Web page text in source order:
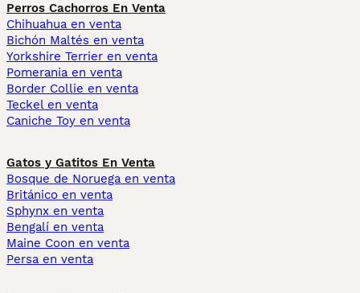
Perros Cachorros En Venta
Chihuahua en venta
Bichón Maltés en venta
Yorkshire Terrier en venta
Pomerania en venta
Border Collie en venta
Teckel en venta
Caniche Toy en venta
Gatos y Gatitos En Venta
Bosque de Noruega en venta
Británico en venta
Sphynx en venta
Bengalí en venta
Maine Coon en venta
Persa en venta